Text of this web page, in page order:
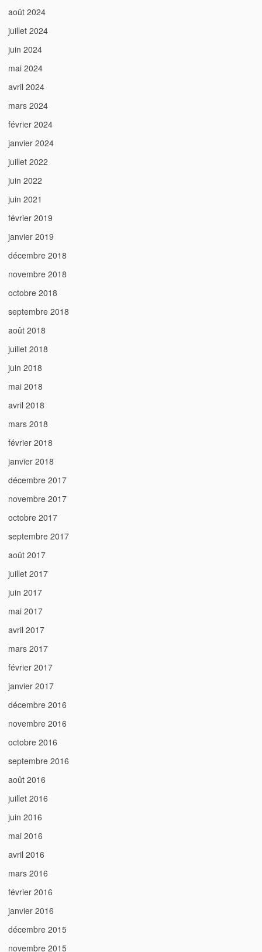
août 2024
juillet 2024
juin 2024
mai 2024
avril 2024
mars 2024
février 2024
janvier 2024
juillet 2022
juin 2022
juin 2021
février 2019
janvier 2019
décembre 2018
novembre 2018
octobre 2018
septembre 2018
août 2018
juillet 2018
juin 2018
mai 2018
avril 2018
mars 2018
février 2018
janvier 2018
décembre 2017
novembre 2017
octobre 2017
septembre 2017
août 2017
juillet 2017
juin 2017
mai 2017
avril 2017
mars 2017
février 2017
janvier 2017
décembre 2016
novembre 2016
octobre 2016
septembre 2016
août 2016
juillet 2016
juin 2016
mai 2016
avril 2016
mars 2016
février 2016
janvier 2016
décembre 2015
novembre 2015